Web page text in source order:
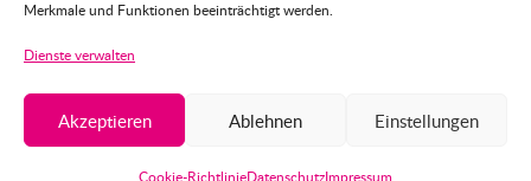
Merkmale und Funktionen beeinträchtigt werden.
Dienste verwalten
Akzeptieren Ablehnen Einstellungen
Cookie-RichtlinieDatenschutzImpressum
089 – 129 77 99